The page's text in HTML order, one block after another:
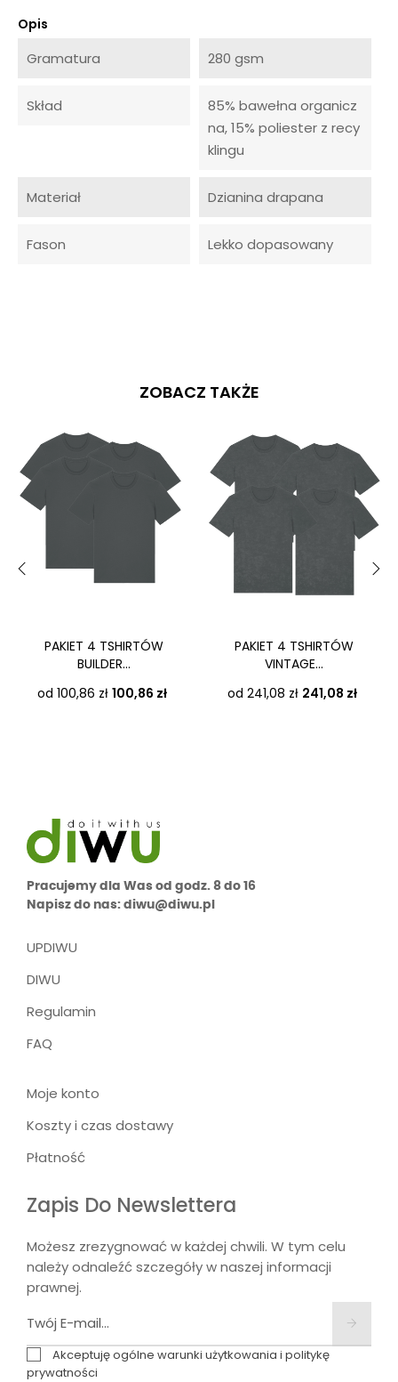
Opis
Gramatura 280 gsm
Skład
85% bawełna organicz
na, 15% poliester z recy
klingu
Materiał Dzianina drapana
Fason Lekko dopasowany
ZOBACZ TAKŻE
PAKIET 4 TSHIRTÓW
BUILDER...
od 100,86 zł Cena
100,86 zł
PAKIET 4 TSHIRTÓW
VINTAGE...
od 241,08 zł Cena
241,08 zł
Pracujemy dla Was od godz. 8 do 16
Napisz do nas: diwu@diwu.pl
UPDIWU
DIWU
Regulamin
FAQ
Moje konto
Koszty i czas dostawy
Płatność
Zapis Do Newslettera
Możesz zrezygnować w każdej chwili. W tym celu
należy odnaleźć szczegóły w naszej informacji
prawnej.
Akceptuję ogólne warunki użytkowania i politykę
prywatności